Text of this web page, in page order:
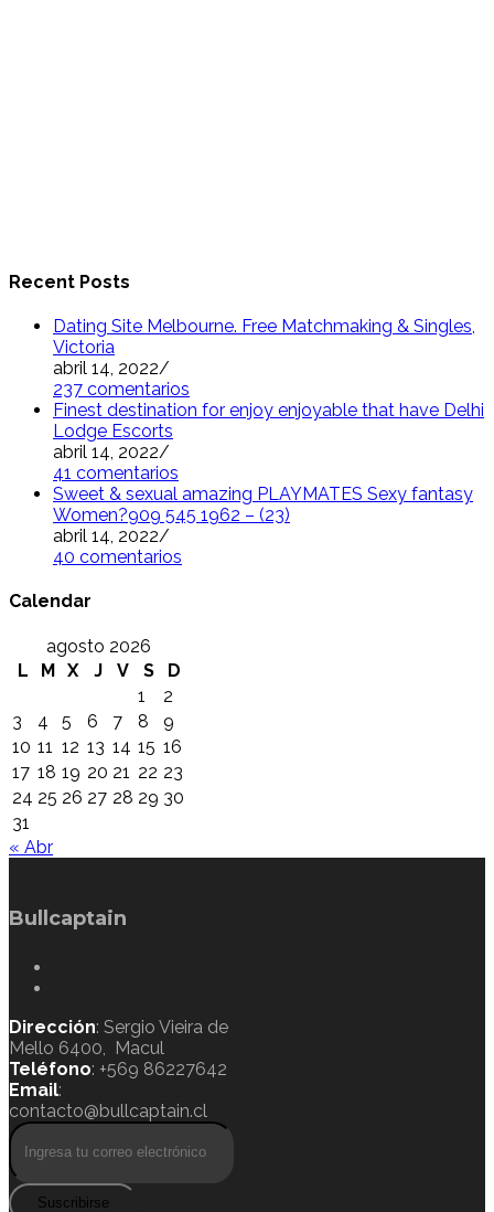
Recent Posts
Dating Site Melbourne. Free Matchmaking & Singles,
Victoria
abril 14, 2022/
237 comentarios
Finest destination for enjoy enjoyable that have Delhi
Lodge Escorts
abril 14, 2022/
41 comentarios
Sweet & sexual amazing PLAYMATES Sexy fantasy
Women?909 545 1962 – (23)
abril 14, 2022/
40 comentarios
Calendar
agosto 2026
L
M X J V S
D
1
2
3
4 5 6 7 8
9
10 11 12 13 14 15 16
17 18 19 20 21 22 23
24 25 26 27 28 29 30
31
« Abr
Bullcaptain
Dirección: Sergio Vieira de
Mello 6400, Macul
Teléfono: +569 86227642
Email:
contacto@bullcaptain.cl
Suscribirse